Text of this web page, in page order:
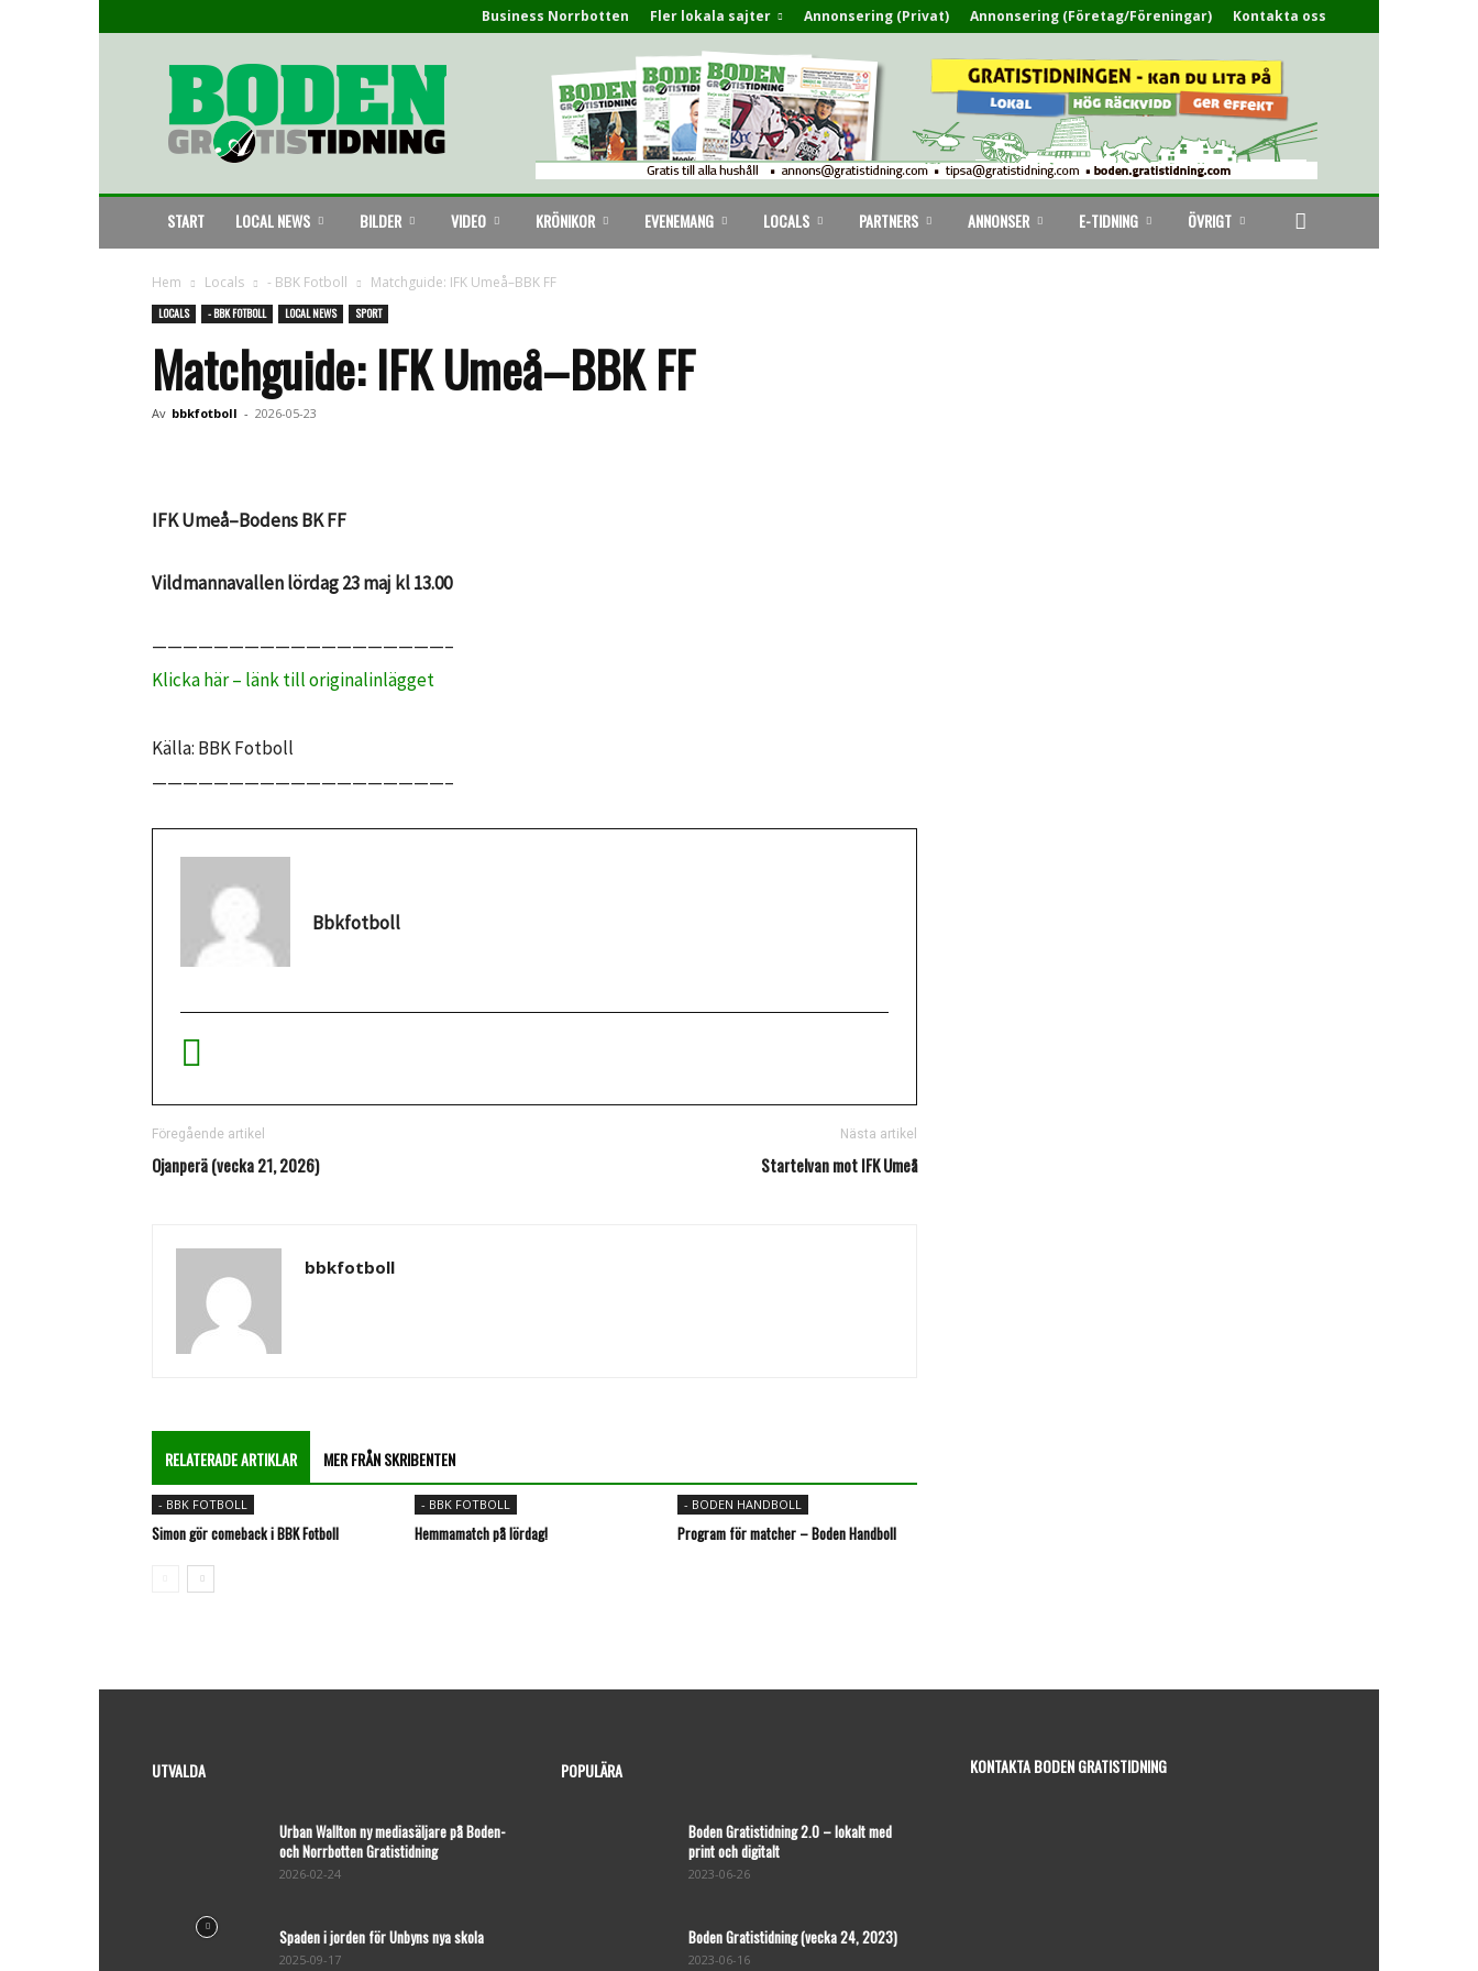
Business Norrbotten Fler lokala sajter Annonsering (Privat) Annonsering (Företag/Föreningar) Kontakta oss
Boden
Gratistidning
START LOCAL NEWS BILDER VIDEO KRÖNIKOR EVENEMANG LOCALS PARTNERS ANNONSER E-TIDNING ÖVRIGT
Hem Locals - BBK Fotboll Matchguide: IFK Umeå–BBK FF
LOCALS - BBK FOTBOLL LOCAL NEWS SPORT
Matchguide: IFK Umeå–BBK FF
Av bbkfotboll - 2026-05-23
IFK Umeå–Bodens BK FF
Vildmannavallen lördag 23 maj kl 13.00
———————————————————–
Klicka här – länk till originalinlägget
Källa: BBK Fotboll
———————————————————–
Bbkfotboll
Föregående artikel
Ojanperä (vecka 21, 2026)
Nästa artikel
Startelvan mot IFK Umeå
bbkfotboll
RELATERADE ARTIKLAR MER FRÅN SKRIBENTEN
- BBK FOTBOLL
Simon gör comeback i BBK Fotboll
- BBK FOTBOLL
Hemmamatch på lördag!
- BODEN HANDBOLL
Program för matcher – Boden Handboll
UTVALDA
Urban Wallton ny mediasäljare på Boden-
och Norrbotten Gratistidning
2026-02-24
Spaden i jorden för Unbyns nya skola
2025-09-17
POPULÄRA
Boden Gratistidning 2.0 – lokalt med
print och digitalt
2023-06-26
Boden Gratistidning (vecka 24, 2023)
2023-06-16
KONTAKTA BODEN GRATISTIDNING